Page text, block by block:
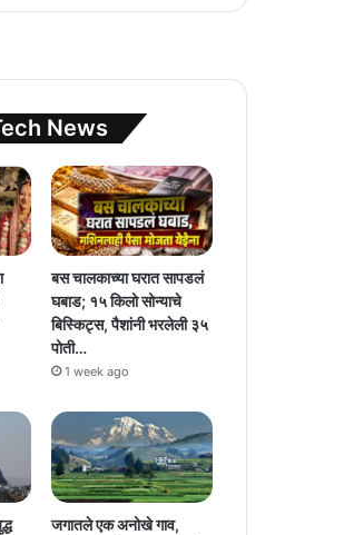
News
बस चालकाच्या घरात सापडलं
घबाड; १५ किलो सोन्याचे
बिस्किट्स, पैशांनी भरलेली ३५
पोती…
1 week ago
जगातले एक अनोखे गाव,